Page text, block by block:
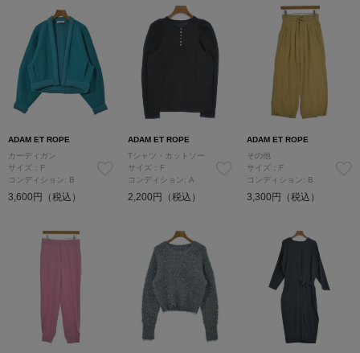
ADAM ET ROPE
カーディガン
サイズ：F
コンディション: B
3,600円（税込）
ADAM ET ROPE
Tシャツ・カットソー
サイズ：F
コンディション: A
2,200円（税込）
ADAM ET ROPE
その他
サイズ：F
コンディション: B
3,300円（税込）